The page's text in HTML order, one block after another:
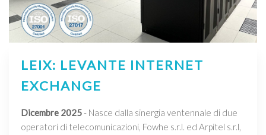
LEIX: LEVANTE INTERNET
EXCHANGE
Dicembre 2025- Nasce dalla sinergia ventennale di due
operatori di telecomunicazioni, Fowhe s.r.l. ed Arpitel s.r.l,